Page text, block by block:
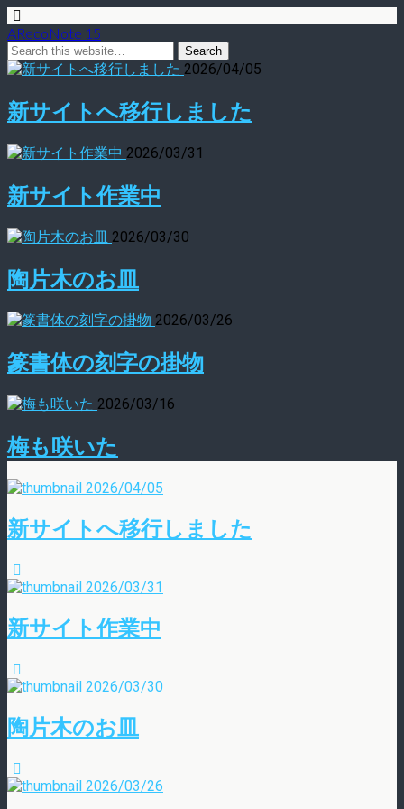
ARecoNote 15
2026/04/05
新サイトへ移行しました
2026/03/31
新サイト作業中
2026/03/30
陶片木のお皿
2026/03/26
篆書体の刻字の掛物
2026/03/16
梅も咲いた
2026/04/05
新サイトへ移行しました
2026/03/31
新サイト作業中
2026/03/30
陶片木のお皿
2026/03/26